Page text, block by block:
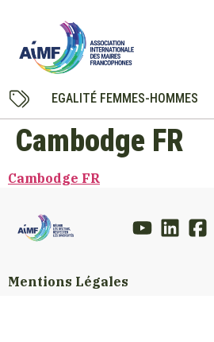
EGALITÉ FEMMES-HOMMES
Cambodge FR
Cambodge FR
Mentions Légales